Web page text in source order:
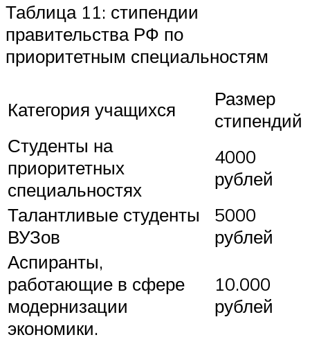
Таблица 11: стипендии
правительства РФ по
приоритетным специальностям
Категория учащихся
Размер
стипендий
Студенты на
приоритетных
специальностях
4000
рублей
Талантливые студенты
ВУЗов
5000
рублей
Аспиранты,
работающие в сфере
модернизации
экономики.
10.000
рублей